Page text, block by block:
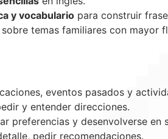
y vocabulario para construir
sobre temas familiares con mayor
eventos pasados y
y entender direcciones.
preferencias y desenvolverse en
pedir recomendaciones.